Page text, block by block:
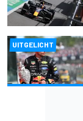
UITGELICHT